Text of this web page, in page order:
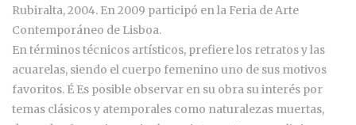
Rubiralta, 2004. En 2009 participó en la Feria de Arte
Contemporáneo de Lisboa.
En términos técnicos artísticos, prefiere los retratos y las
acuarelas, siendo el cuerpo femenino uno de sus motivos
favoritos. É Es posible observar en su obra su interés por
temas clásicos y atemporales como naturalezas muertas,